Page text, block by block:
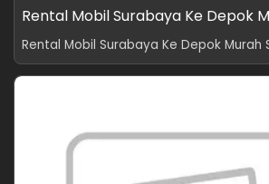
Rental Mobil Surabaya Ke Depok
Rental Mobil Surabaya Ke Depok Murah